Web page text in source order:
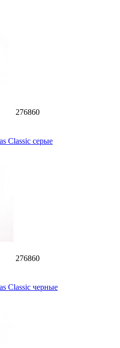
276860
Classic серые
276860
Classic черные